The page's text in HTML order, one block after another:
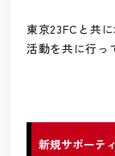
東京23FCと共
活動を共に行っ
新規サポーテ